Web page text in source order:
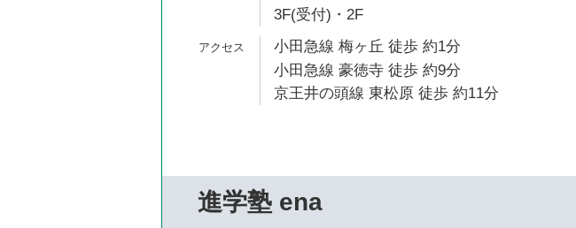
3F(受付)・2F
小田急線 梅ヶ丘 徒歩 約1分
小田急線 豪徳寺 徒歩 約9分
京王井の頭線 東松原 徒歩 約11分
進学塾 ena